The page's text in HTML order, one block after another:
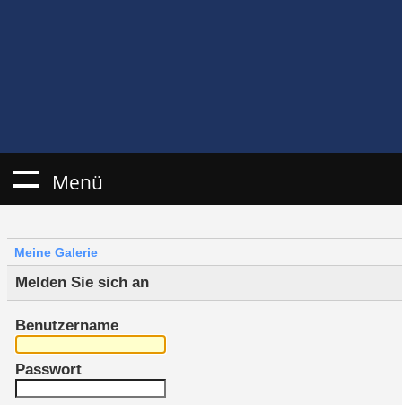
Menü
Meine Galerie
Melden Sie sich an
Benutzername
Passwort